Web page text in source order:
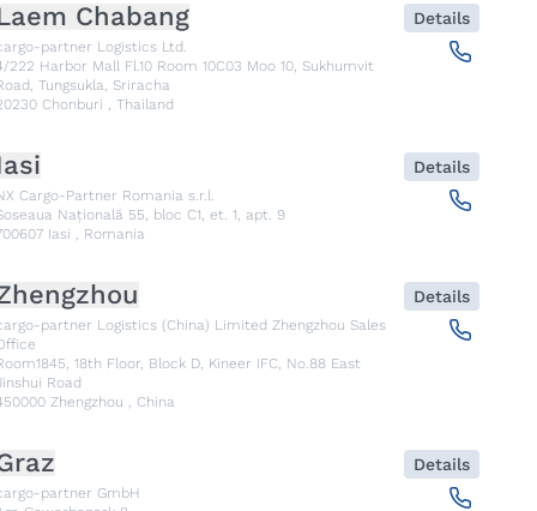
Chabang
partner Logistics Ltd.
222 Harbor Mall Fl.10 Room 10C03 Moo 10, Sukhumvit
Tungsukla, Sriracha
Chonburi , Thailand
Details
Cargo-Partner Romania s.r.l.
Națională 55, bloc C1, et. 1, apt. 9
Iasi , Romania
Details
partner Logistics (China) Limited Zhengzhou Sales
18th Floor, Block D, Kineer IFC, No.88 East
Road
Zhengzhou , China
Details
partner GmbH
Details